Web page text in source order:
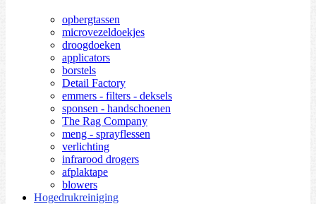
opbergtassen
microvezeldoekjes
droogdoeken
applicators
borstels
Detail Factory
emmers - filters - deksels
sponsen - handschoenen
The Rag Company
meng - sprayflessen
verlichting
infrarood drogers
afplaktape
blowers
Hogedrukreiniging